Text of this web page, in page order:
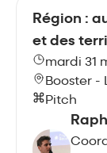
Région :
et des
mardi 31
Booster -
Pitch